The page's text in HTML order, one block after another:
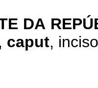
DA
caput,